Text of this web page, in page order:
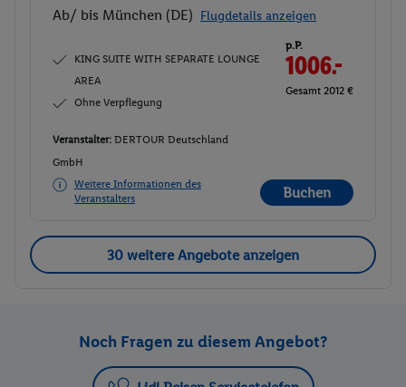
Ab/ bis München (DE) Flugdetails anzeigen
KING SUITE WITH SEPARATE LOUNGE
AREA
Ohne Verpflegung
p.P.
1006.-
Gesamt 2012 €
Veranstalter: DERTOUR Deutschland
GmbH
Weitere Informationen des
Veranstalters
Buchen
30 weitere Angebote anzeigen
Noch Fragen zu diesem Angebot?